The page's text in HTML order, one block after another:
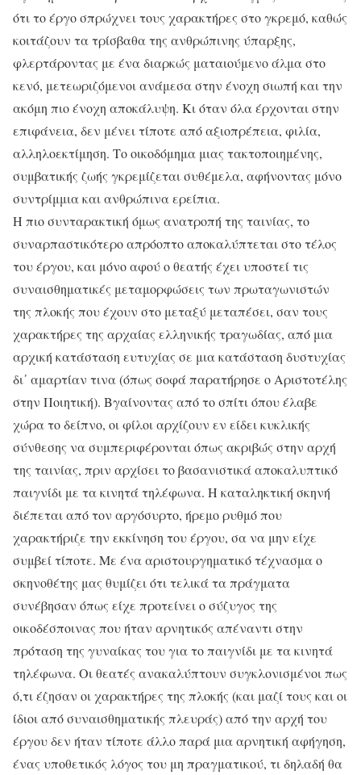
ότι το έργο σπρώχνει τους χαρακτήρες στο γκρεμό, καθώς
κοιτάζουν τα τρίσβαθα της ανθρώπινης ύπαρξης,
φλερτάροντας με ένα διαρκώς ματαιούμενο άλμα στο
κενό, μετεωριζόμενοι ανάμεσα στην ένοχη σιωπή και την
ακόμη πιο ένοχη αποκάλυψη. Κι όταν όλα έρχονται στην
επιφάνεια, δεν μένει τίποτε από αξιοπρέπεια, φιλία,
αλληλοεκτίμηση. Το οικοδόμημα μιας τακτοποιημένης,
συμβατικής ζωής γκρεμίζεται συθέμελα, αφήνοντας μόνο
συντρίμμια και ανθρώπινα ερείπια.
Η πιο συνταρακτική όμως ανατροπή της ταινίας, το
συναρπαστικότερο απρόοπτο αποκαλύπτεται στο τέλος
του έργου, και μόνο αφού ο θεατής έχει υποστεί τις
συναισθηματικές μεταμορφώσεις των πρωταγωνιστών
της πλοκής που έχουν στο μεταξύ μεταπέσει, σαν τους
χαρακτήρες της αρχαίας ελληνικής τραγωδίας, από μια
αρχική κατάσταση ευτυχίας σε μια κατάσταση δυστυχίας
δι᾽ αμαρτίαν τινα (όπως σοφά παρατήρησε ο Αριστοτέλης
στην Ποιητική). Βγαίνοντας από το σπίτι όπου έλαβε
χώρα το δείπνο, οι φίλοι αρχίζουν εν είδει κυκλικής
σύνθεσης να συμπεριφέρονται όπως ακριβώς στην αρχή
της ταινίας, πριν αρχίσει το βασανιστικά αποκαλυπτικό
παιγνίδι με τα κινητά τηλέφωνα. Η καταληκτική σκηνή
διέπεται από τον αργόσυρτο, ήρεμο ρυθμό που
χαρακτήριζε την εκκίνηση του έργου, σα να μην είχε
συμβεί τίποτε. Με ένα αριστουργηματικό τέχνασμα ο
σκηνοθέτης μας θυμίζει ότι τελικά τα πράγματα
συνέβησαν όπως είχε προτείνει ο σύζυγος της
οικοδέσποινας που ήταν αρνητικός απέναντι στην
πρόταση της γυναίκας του για το παιγνίδι με τα κινητά
τηλέφωνα. Οι θεατές ανακαλύπτουν συγκλονισμένοι πως
ό,τι έζησαν οι χαρακτήρες της πλοκής (και μαζί τους και οι
ίδιοι από συναισθηματικής πλευράς) από την αρχή του
έργου δεν ήταν τίποτε άλλο παρά μια αρνητική αφήγηση,
ένας υποθετικός λόγος του μη πραγματικού, τι δηλαδή θα